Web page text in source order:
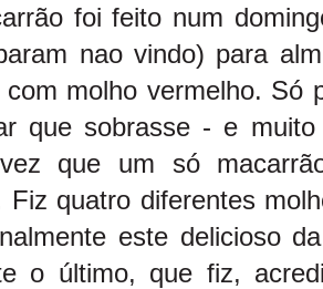
foi feito num
nao vindo) para
molho vermelho. Só
que sobrasse - e
que um só
Fiz quatro diferentes
este delicioso
o último, que fiz,